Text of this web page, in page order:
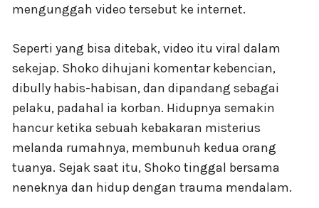
mengunggah video tersebut ke internet.
Seperti yang bisa ditebak, video itu viral dalam
sekejap. Shoko dihujani komentar kebencian,
dibully habis-habisan, dan dipandang sebagai
pelaku, padahal ia korban. Hidupnya semakin
hancur ketika sebuah kebakaran misterius
melanda rumahnya, membunuh kedua orang
tuanya. Sejak saat itu, Shoko tinggal bersama
neneknya dan hidup dengan trauma mendalam.